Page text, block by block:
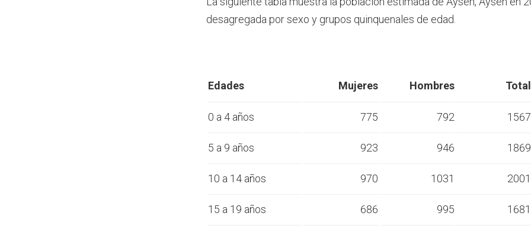
desagregada por sexo y grupos quinquenales de edad.
Edades Mujeres Hombres Total
0 a 4 años 775 792 1567
5 a 9 años 923 946 1869
10 a 14 años 970 1031 2001
15 a 19 años 686 995 1681